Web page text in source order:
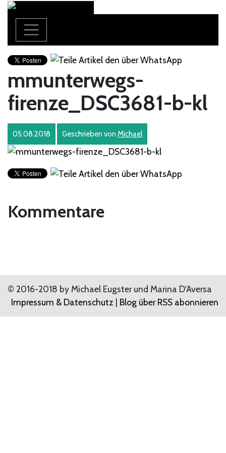
mmunterwegs-
firenze_DSC3681-b-kl
05.08.2018 Geschrieben von Michael
Kommentare
© 2016-2018 by Michael Eugster und Marina D'Aversa
Impressum & Datenschutz
Blog über RSS abonnieren